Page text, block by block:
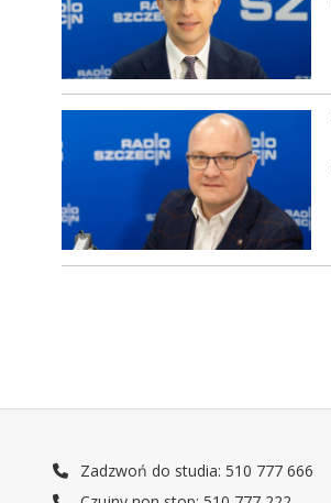
Zadzwoń do studia: 510 777 666